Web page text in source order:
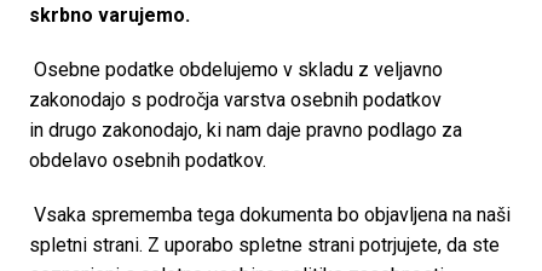
skrbno varujemo.
Osebne podatke obdelujemo v skladu z veljavno
zakonodajo s področja varstva osebnih podatkov
in drugo zakonodajo, ki nam daje pravno podlago za
obdelavo osebnih podatkov.
Vsaka sprememba tega dokumenta bo objavljena na naši
spletni strani. Z uporabo spletne strani potrjujete, da ste